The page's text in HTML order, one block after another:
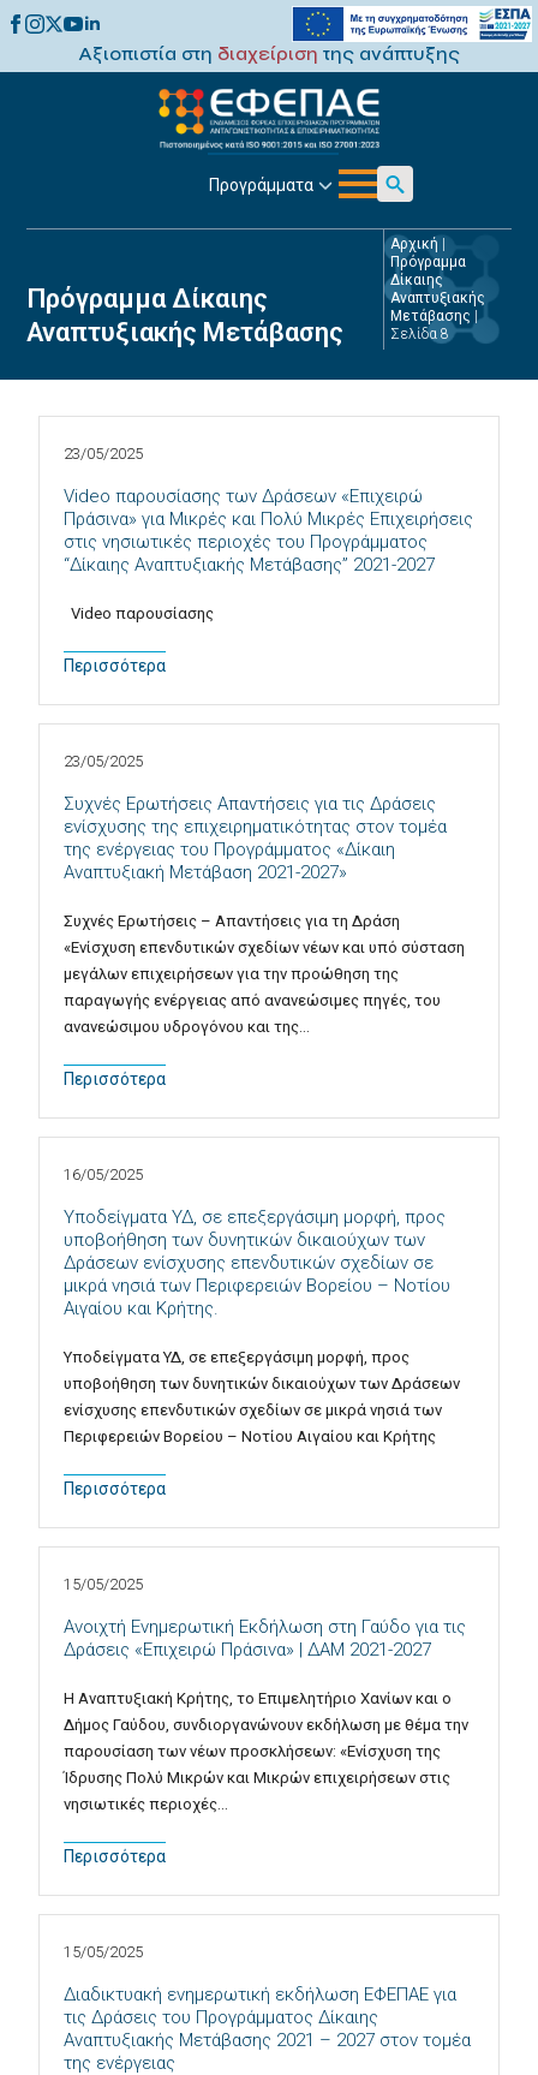
Αξιοπιστία στη διαχείριση της ανάπτυξης
Προγράμματα
for:
Πρόγραμμα Δίκαιης
Αναπτυξιακής Μετάβασης
Αρχική
Πρόγραμμα
Δίκαιης
Αναπτυξιακής
Μετάβασης
Σελίδα 8
Video παρουσίασης των Δράσεων «Επιχειρώ
Πράσινα» για Μικρές και Πολύ Μικρές Επιχειρήσεις
στις νησιωτικές περιοχές του Προγράμματος
“Δίκαιης Αναπτυξιακής Μετάβασης” 2021-2027
23/05/2025
Video παρουσίασης
Περισσότερα
Συχνές Ερωτήσεις Απαντήσεις για τις Δράσεις
ενίσχυσης της επιχειρηματικότητας στον τομέα
της ενέργειας του Προγράμματος «Δίκαιη
Αναπτυξιακή Μετάβαση 2021-2027»
23/05/2025
Συχνές Ερωτήσεις – Απαντήσεις για τη Δράση
«Ενίσχυση επενδυτικών σχεδίων νέων και υπό σύσταση
μεγάλων επιχειρήσεων για την προώθηση της
παραγωγής ενέργειας από ανανεώσιμες πηγές, του
ανανεώσιμου υδρογόνου και της…
Περισσότερα
Υποδείγματα ΥΔ, σε επεξεργάσιμη μορφή, προς
υποβοήθηση των δυνητικών δικαιούχων των
Δράσεων ενίσχυσης επενδυτικών σχεδίων σε
μικρά νησιά των Περιφερειών Βορείου – Νοτίου
Αιγαίου και Κρήτης.
16/05/2025
Υποδείγματα ΥΔ, σε επεξεργάσιμη μορφή, προς
υποβοήθηση των δυνητικών δικαιούχων των Δράσεων
ενίσχυσης επενδυτικών σχεδίων σε μικρά νησιά των
Περιφερειών Βορείου – Νοτίου Αιγαίου και Κρήτης
Περισσότερα
Ανοιχτή Ενημερωτική Εκδήλωση στη Γαύδο για τις
Δράσεις «Επιχειρώ Πράσινα» | ΔΑΜ 2021-2027
15/05/2025
H Αναπτυξιακή Κρήτης, το Επιμελητήριο Χανίων και ο
Δήμος Γαύδου, συνδιοργανώνουν εκδήλωση με θέμα την
παρουσίαση των νέων προσκλήσεων: «Ενίσχυση της
Ίδρυσης Πολύ Μικρών και Μικρών επιχειρήσεων στις
νησιωτικές περιοχές…
Περισσότερα
Διαδικτυακή ενημερωτική εκδήλωση ΕΦΕΠΑΕ για
τις Δράσεις του Προγράμματος Δίκαιης
Αναπτυξιακής Μετάβασης 2021 – 2027 στον τομέα
της ενέργειας
15/05/2025